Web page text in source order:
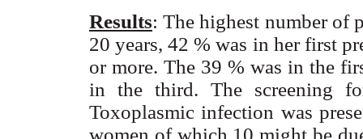
Results: The highest number of
20 years, 42 % was in her first
or more. The 39 % was in the
in the third. The screening
Toxoplasmic infection was
women of which 10 might be